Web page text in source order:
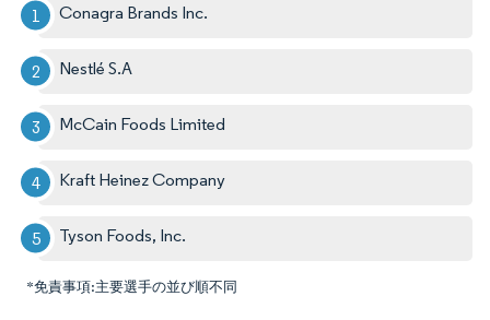
Conagra Brands Inc.
Nestlé S.A
McCain Foods Limited
Kraft Heinez Company
Tyson Foods, Inc.
*免責事項:主要選手の並び順不同